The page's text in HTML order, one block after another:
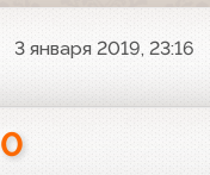
3 января 2019, 23:16
0